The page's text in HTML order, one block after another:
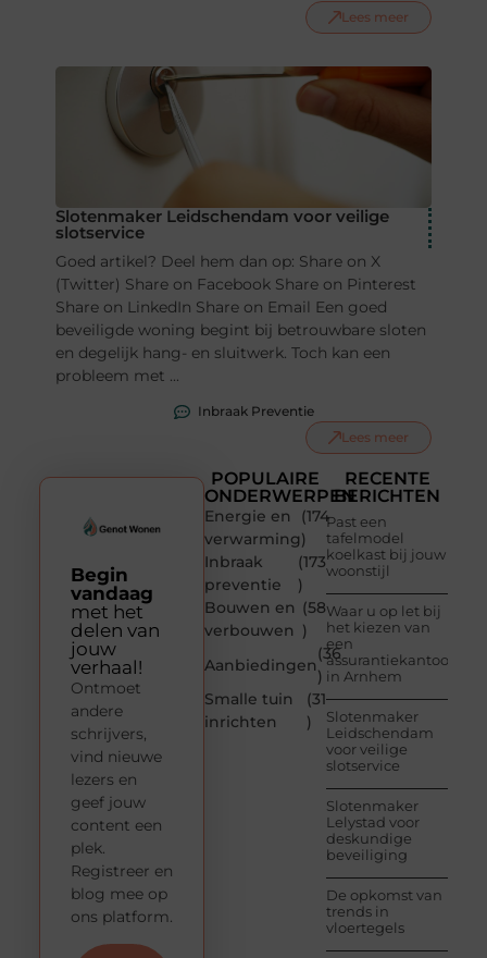
Lees meer
Slotenmaker Leidschendam voor veilige
slotservice
Goed artikel? Deel hem dan op: Share on X
(Twitter) Share on Facebook Share on Pinterest
Share on LinkedIn Share on Email Een goed
beveiligde woning begint bij betrouwbare sloten
en degelijk hang- en sluitwerk. Toch kan een
probleem met ...
Inbraak Preventie
Lees meer
POPULAIRE
ONDERWERPEN
Energie en
verwarming
(174
)
Inbraak
preventie
(173
)
Bouwen en
verbouwen
(58
)
Aanbiedingen
(36
)
Smalle tuin
inrichten
(31
)
RECENTE
BERICHTEN
Past een
tafelmodel
koelkast bij jouw
woonstijl
Waar u op let bij
het kiezen van
een
assurantiekantoor
in Arnhem
Slotenmaker
Leidschendam
voor veilige
slotservice
Slotenmaker
Lelystad voor
deskundige
beveiliging
De opkomst van
trends in
vloertegels
Begin
vandaag
met het
delen van
jouw
verhaal!
Ontmoet
andere
schrijvers,
vind nieuwe
lezers en
geef jouw
content een
plek.
Registreer en
blog mee op
ons platform.